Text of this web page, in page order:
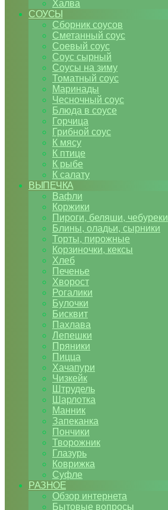
Халва
СОУСЫ
Сборник соусов
Сметанный соус
Соевый соус
Соус сырный
Соусы на зиму
Томатный соус
Маринады
Чесночный соус
Блюда в соусе
Горчица
Грибной соус
К мясу
К птице
К рыбе
К салату
ВЫПЕЧКА
Вафли
Коржики
Пироги, беляши, чебуреки
Блины, оладьи, сырники
Торты, пирожные
Корзиночки, кексы
Хлеб
Печенье
Хворост
Рогалики
Булочки
Бисквит
Пахлава
Лепешки
Пряники
Пицца
Хачапури
Чизкейк
Штрудель
Шарлотка
Манник
Запеканка
Пончики
Творожник
Глазурь
Коврижка
Суфле
РАЗНОЕ
Обзор интернета
Бытовые вопросы